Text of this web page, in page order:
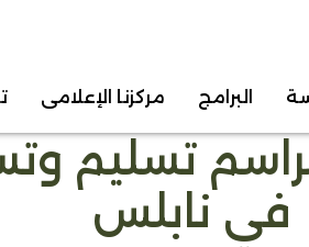
البرامج مركزنا الإعلامي
تسليم
في نابلس